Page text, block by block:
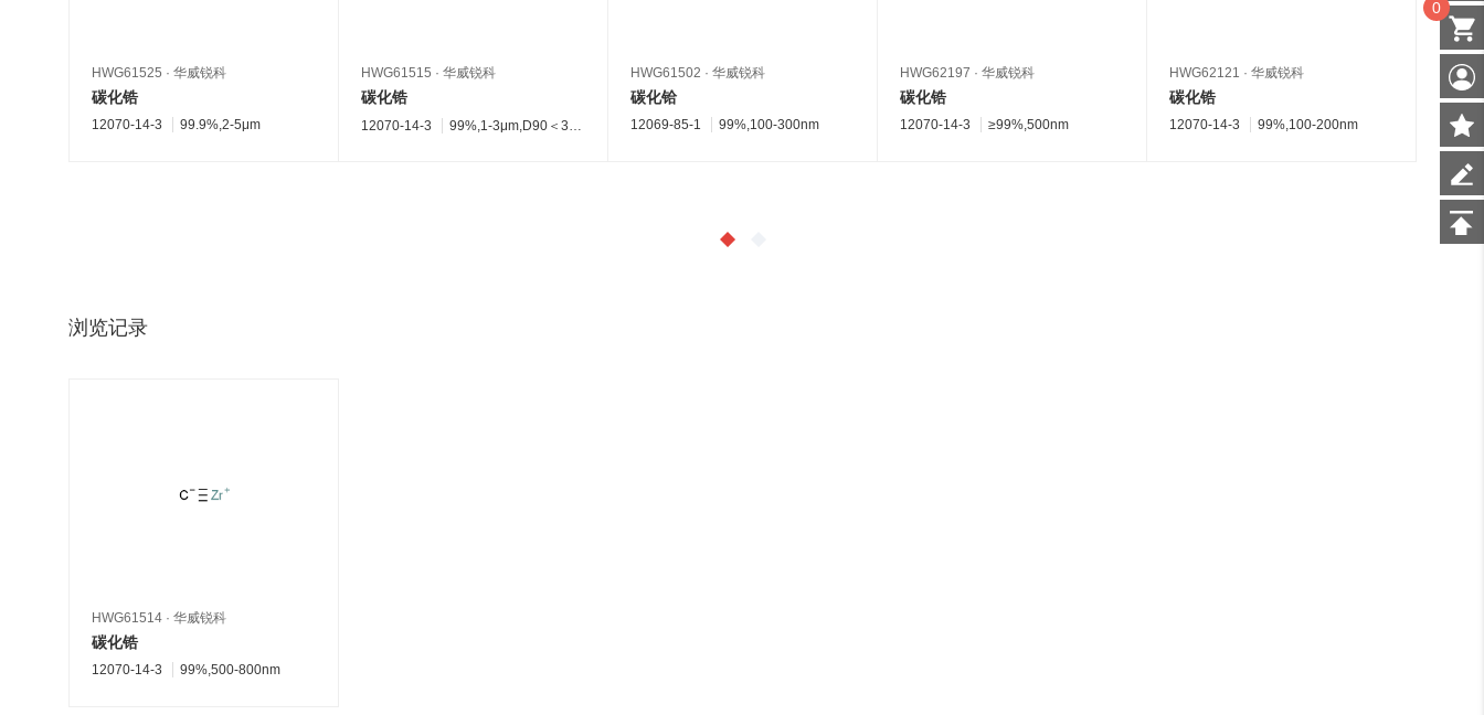
HWG61525 · 华威锐科
碳化锆
12070-14-3 99.9%,2-5μm
HWG61515 · 华威锐科
碳化锆
12070-14-3 99%,1-3μm,D90＜3μm
HWG61502 · 华威锐科
碳化铪
12069-85-1 99%,100-300nm
HWG62197 · 华威锐科
碳化锆
12070-14-3 ≥99%,500nm
HWG62121 · 华威锐科
碳化锆
12070-14-3 99%,100-200nm
碳化锆
浏览记录
HWG61514 · 华威锐科
碳化锆
12070-14-3 99%,500-800nm
0